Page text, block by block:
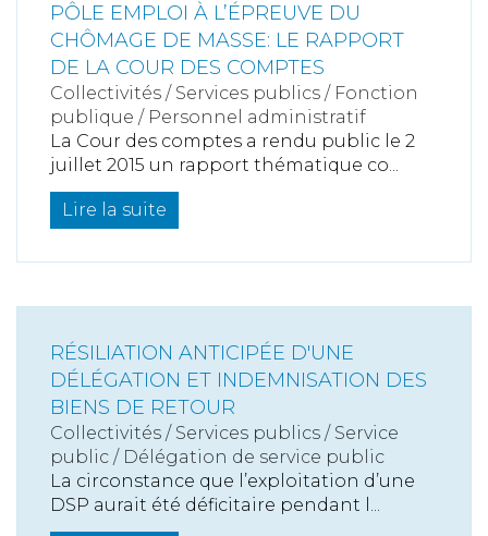
PÔLE EMPLOI À L’ÉPREUVE DU
CHÔMAGE DE MASSE: LE RAPPORT
DE LA COUR DES COMPTES
Collectivités / Services publics / Fonction
publique / Personnel administratif
La Cour des comptes a rendu public le 2
juillet 2015 un rapport thématique co...
Lire la suite
RÉSILIATION ANTICIPÉE D'UNE
DÉLÉGATION ET INDEMNISATION DES
BIENS DE RETOUR
Collectivités / Services publics / Service
public / Délégation de service public
La circonstance que l’exploitation d’une
DSP aurait été déficitaire pendant l...